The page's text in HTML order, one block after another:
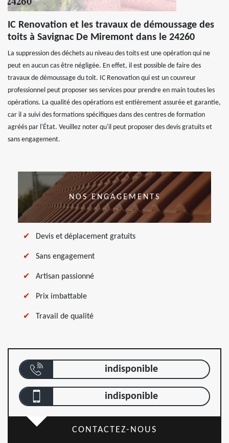
IC Renovation et les travaux de démoussage des
toits à Savignac De Miremont dans le 24260
La suppression des déchets au niveau des toits est une opération qui ne
peut en aucun cas être négligée. En effet, il est possible de faire des
travaux de démoussage du toit. IC Renovation qui est un couvreur
professionnel peut proposer ses services pour prendre en main toutes les
opérations. La qualité des opérations est entièrement assurée et garantie,
car il a suivi des formations spécifiques dans des centres de formation
agréés par l'État. Veuillez noter qu'il peut proposer des devis gratuits et
sans engagement.
NOS ENGAGEMENTS
Devis et déplacement gratuits
Sans engagement
Artisan passionné
Prix imbattable
Travail de qualité
indisponible
indisponible
CONTACTEZ-NOUS